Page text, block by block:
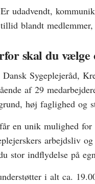
Er udadvendt,
tillid blandt
skal du vælge
Dansk Sygeplejeråd,
af 29
høj faglighed og
en unik mulighed for
arbejdsliv
stor indflydelse på
i alt ca.